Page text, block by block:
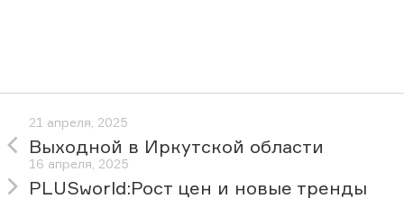
21 апреля, 2025
Выходной в Иркутской области
16 апреля, 2025
PLUSworld:Рост цен и новые тренды